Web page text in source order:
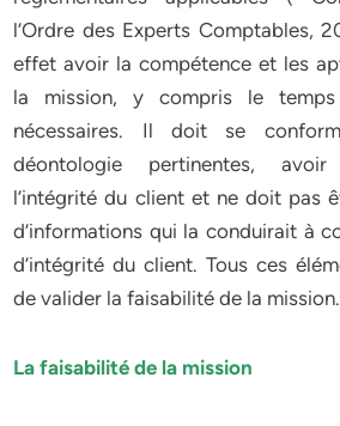
l’Ordre des Experts Comptables,
effet avoir la compétence et les
la mission, y compris le
nécessaires. Il doit se
déontologie pertinentes,
l’intégrité du client et ne doit pas
d’informations qui la conduirait à
d’intégrité du client. Tous ces
de valider la faisabilité de la mission.
La faisabilité de la mission